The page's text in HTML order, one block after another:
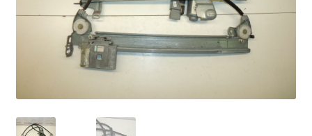
Моята сметка
Плащанията
Правила и условия